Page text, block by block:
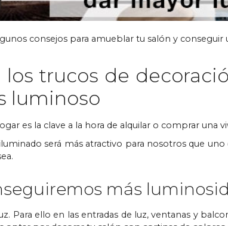
consejos para amueblar tu salón y
los trucos de
luminoso
es la clave a la hora de alquilar o comprar una
será más atractivo para nosotros que
más
Para ello en las entradas de luz, ventanas y